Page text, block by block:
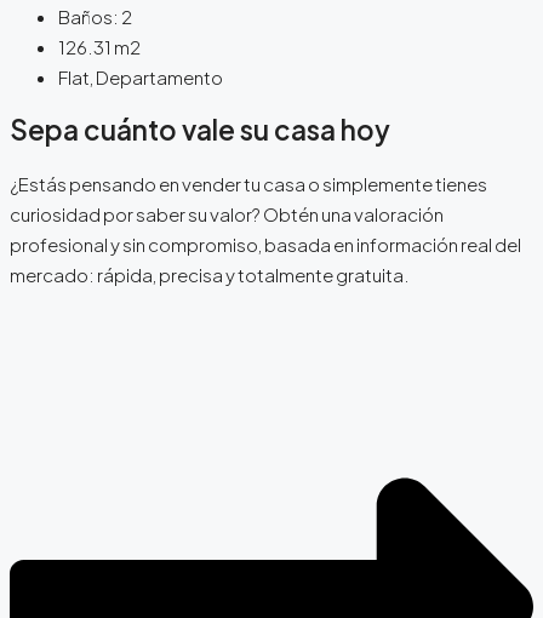
Baños: 2
126.31 m2
Flat, Departamento
Sepa cuánto vale su casa hoy
¿Estás pensando en vender tu casa o simplemente tienes
curiosidad por saber su valor? Obtén una valoración
profesional y sin compromiso, basada en información real del
mercado: rápida, precisa y totalmente gratuita.